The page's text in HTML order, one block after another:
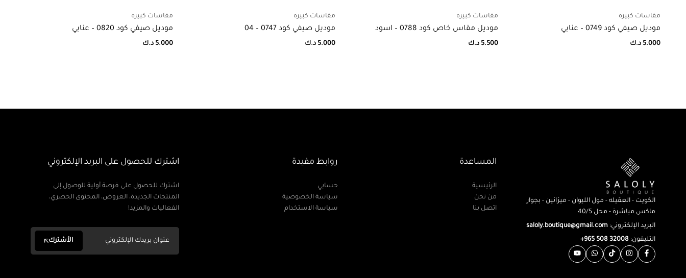
مقاسات كبيره
موديل صيفي كود 0749 – عنابي
5.000 د.ك
مقاسات كبيره
موديل مقاس خاص كود 0788 – اسود
5.500 د.ك
مقاسات كبيره
موديل صيفي كود 0747 – 04
5.000 د.ك
مقاسات كبيره
موديل صيفي كود 0820 – عنابي
5.000 د.ك
الكويت - العقيله - مول الليوان - ميزانين - بجوار
ماكس مباشرة - محل 40/5
البريد الإلكتروني: saloly.boutique@gmail.com
التليفون: 32008 508 965+
المساعدة
الرئيسية
من نحن
اتصل بنا
روابط مفيدة
حسابي
سياسة الخصوصية
سياسة الاستخدام
اشترك للحصول على البريد الإلكتروني
اشترك للحصول على فرصة أولية للوصول إلى
المنتجات الجديدة، العروض، المحتوى الحصري،
الفعاليات والمزيد!
الأشترك